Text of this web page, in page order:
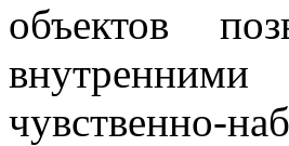
объектов
чувственно-